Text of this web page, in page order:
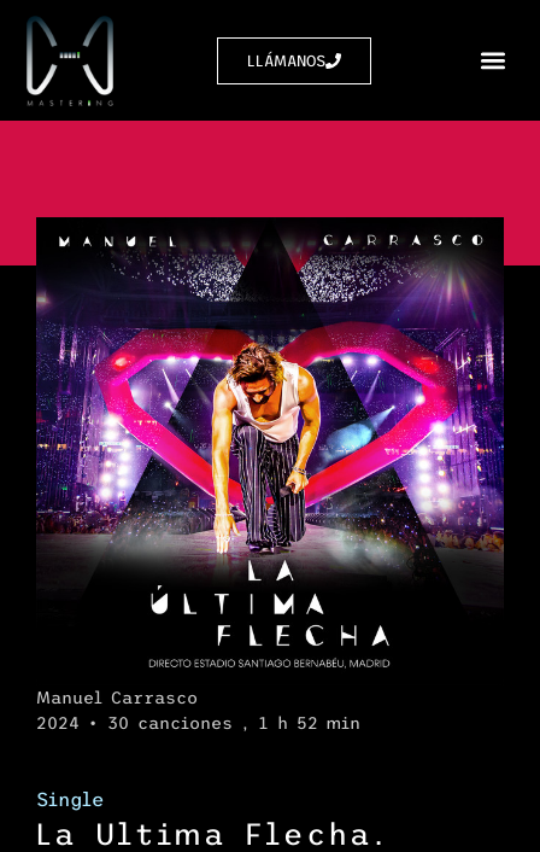
LLÁMANOS
Manuel Carrasco
2024 • 30 canciones , 1 h 52 min
Single
La Ultima Flecha.